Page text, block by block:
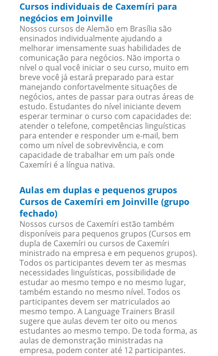
Cursos individuais de Caxemíri para
negócios em Joinville
Nossos cursos de Alemão em Brasília são
ensinados individualmente ajudando a
melhorar imensamente suas habilidades de
comunicação para negócios. Não importa o
nível o qual você iniciar o seu curso, muito em
breve você já estará preparado para estar
manejando confortavelmente situações de
negócios, antes de passar para outras áreas de
estudo. Estudantes do nível iniciante devem
esperar terminar o curso com capacidades de:
atender o telefone, competências linguísticas
para entender e responder um e-mail, bem
como um nível de sobrevivência, e com
capacidade de trabalhar em um país onde
Caxemíri é a língua nativa.
Aulas em duplas e pequenos grupos
Cursos de Caxemíri em Joinville (grupo
fechado)
Nossos cursos de Caxemíri estão também
disponíveis para pequenos grupos (Cursos em
dupla de Caxemíri ou cursos de Caxemíri
ministrado na empresa e em pequenos grupos).
Todos os participantes devem ter as mesmas
necessidades linguísticas, possibilidade de
estudar ao mesmo tempo e no mesmo lugar,
também estando no mesmo nível. Todos os
participantes devem ser matriculados ao
mesmo tempo. A Language Trainers Brasil
sugere que aulas devem ter oito ou menos
estudantes ao mesmo tempo. De toda forma, as
aulas de demonstração ministradas na
empresa, podem conter até 12 participantes.